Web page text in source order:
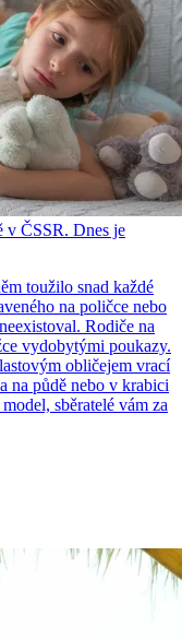
v ČSSR. Dnes je
toužilo snad každé
na poličce nebo
Rodiče na
vydobytými poukazy.
obličejem vrací
na půdě nebo v krabici
sběratelé vám za